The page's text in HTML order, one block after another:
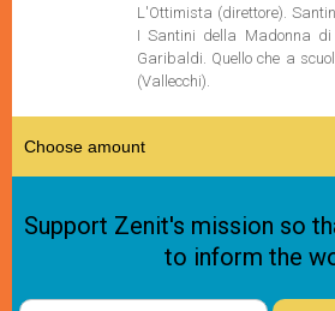
L'Ottimista (direttore).
I Santini della Madonna di
Garibaldi. Quello che a
(Vallecchi).